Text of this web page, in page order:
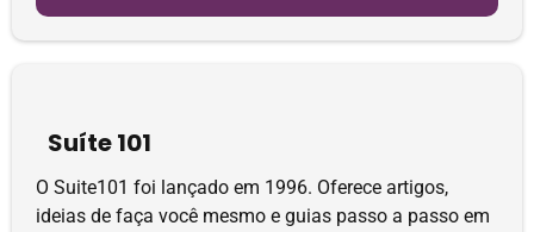
Suíte 101
O Suite101 foi lançado em 1996. Oferece artigos,
ideias de faça você mesmo e guias passo a passo em